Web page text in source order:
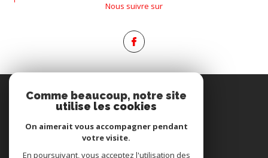
Nous suivre sur
PROPRIÉTAIRE
ADHÉRONS
Comme beaucoup, notre site
utilise les cookies
On aimerait vous accompagner pendant
votre visite.
En poursuivant, vous acceptez l'utilisation des